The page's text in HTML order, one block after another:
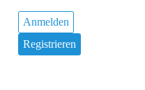
Anmelden
Registrieren